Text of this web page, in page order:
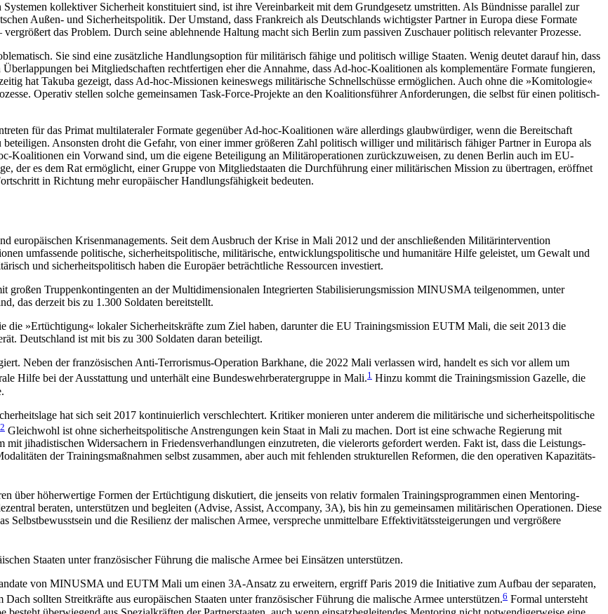
kollektiver Sicher­heit konstituiert sind, ist ihre Vereinbarkeit mit dem Grundgesetz umstritten. Als Bündnisse parallel zur
Außen- und Sicherheits­politik. Der Umstand, dass Frankreich als Deutschlands wichtigster Partner in Europa diese Formate
das Problem. Durch seine ablehnende Haltung macht sich Berlin zum passiven Zuschauer politisch relevanter Prozesse.
Sie sind eine zu­sätzliche Handlungsoption für militärisch fähige und politisch willige Staaten. Wenig deutet darauf hin, dass
bei Mit­gliedschaften rechtfertigen eher die Annahme, dass Ad-hoc-Koalitionen als komplementäre Formate fungieren,
hat Takuba gezeigt, dass Ad-hoc-Missionen keineswegs militärische Schnellschüsse ermöglichen. Auch ohne die »Komitologie«
Operativ stellen solche gemeinsamen Task-Force-Projekte an den Koalitionsführer Anforderungen, die selbst für einen politisch-
für das Primat multi­lateraler Formate gegenüber Ad-hoc-Koalitionen wäre allerdings glaubwürdiger, wenn die Bereitschaft
Ansonsten droht die Gefahr, von einer immer größeren Zahl politisch williger und militärisch fähiger Partner in Europa als
Koalitionen ein Vorwand sind, um die eigene Beteiligung an Militäroperationen zurückzuweisen, zu denen Berlin auch im EU-
der es dem Rat ermöglicht, einer Gruppe von Mitgliedstaaten die Durchführung einer militärischen Mission zu übertragen, eröffnet
in Richtung mehr europäischer Handlungsfähigkeit bedeuten.
europäischen Krisen­managements. Seit dem Ausbruch der Krise in Mali 2012 und der anschließenden Militärintervention
umfassende politische, sicherheitspolitische, militärische, entwicklungs­politische und humanitäre Hilfe geleistet, um Gewalt und
und sicherheits­politisch haben die Europäer beträchtliche Ressourcen investiert.
großen Truppenkontingenten an der Multidimensionalen Integrierten Stabili­sierungsmission MINUSMA teilgenommen, unter
das derzeit bis zu 1.300 Soldaten bereitstellt.
die »Ertüchtigung« lokaler Sicher­heitskräfte zum Ziel haben, darunter die EU Trainingsmission EUTM Mali, die seit 2013 die
Deutschland ist mit bis zu 300 Soldaten daran beteiligt.
Neben der französischen Anti-Terrorismus-Operation Barkhane, die 2022 Mali verlassen wird, handelt es sich vor allem um
Hilfe bei der Ausstattung und unterhält eine Bundeswehrberatergruppe in Mali.1 Hinzu kommt die Trainingsmission Gazelle, die
hat sich seit 2017 kontinuierlich verschlechtert. Kritiker monieren unter anderem die militärische und sicherheits­politische
2 Gleichwohl ist ohne sicherheitspolitische Anstrengungen kein Staat in Mali zu machen. Dort ist eine schwache Regierung mit
jihadistischen Wider­sachern in Friedensverhandlungen einzutreten, die vielerorts gefordert werden. Fakt ist, dass die Leistungs­
der Trainingsmaßnah­men selbst zusammen, aber auch mit fehlen­den struk­turellen Reformen, die den operativen Kapazitäts­
über höherwertige Formen der Ertüchtigung diskutiert, die jenseits von relativ formalen Trainingsprogrammen einen Men­toring-
beraten, unter­stützen und begleiten (Advise, Assist, Accompany, 3A), bis hin zu gemeinsamen militärischen Operationen. Diese
Selbstbewusstsein und die Resilienz der malischen Armee, verspreche unmittelbare Effektivitätssteigerungen und vergrößere
Staaten unter franzö­sischer Führung die malische Armee bei Einsätzen unterstützen.
von MINUSMA und EUTM Mali um einen 3A-Ansatz zu erweitern, ergriff Paris 2019 die Initiative zum Aufbau der separaten,
Dach sollten Streitkräfte aus europäischen Staaten unter französischer Führung die malische Armee unterstützen.6 Formal untersteht